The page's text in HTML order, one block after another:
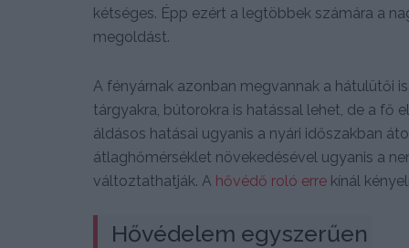
kétséges. Épp ezért a legtöbbek számára a
megoldást.
A fényárnak azonban megvannak a hátulütői
tárgyakra, bútorokra is hatással lehet, de a
áldásos hatásai ugyanis a nyári időszakban
átlaghőmérséklet növekedésével ugyanis a
változtathatják. A hővédő roló erre kínál
Hővédelem egyszerűen